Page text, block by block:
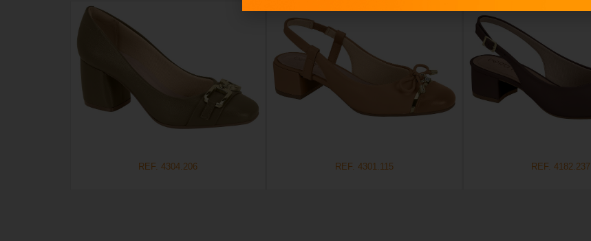
REF. 4304.206 REF. 4301.115 REF. 4182.237